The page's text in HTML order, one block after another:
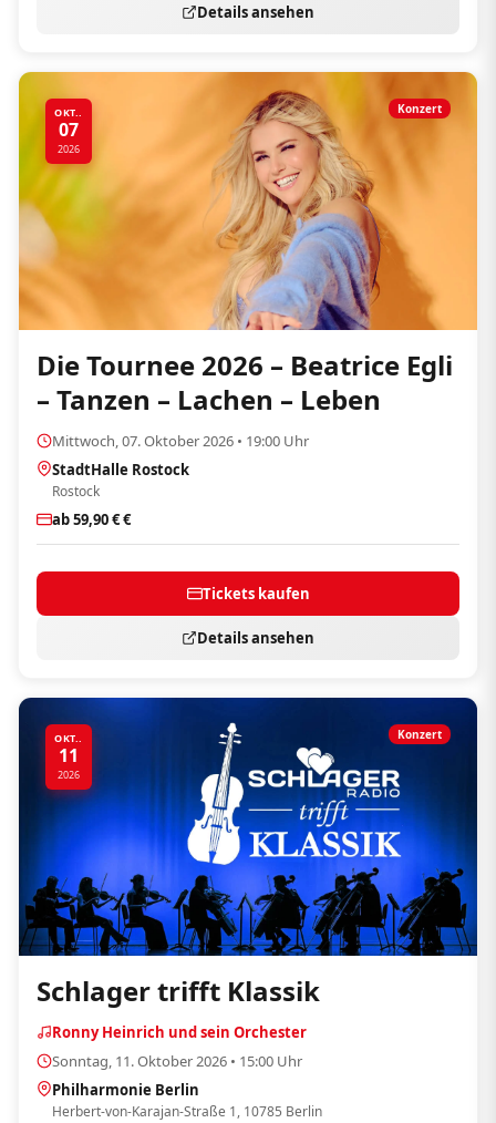
Details ansehen
OKT..
07
2026
Konzert
Die Tournee 2026 – Beatrice Egli
– Tanzen – Lachen – Leben
Mittwoch, 07. Oktober 2026 • 19:00 Uhr
StadtHalle Rostock
Rostock
ab 59,90 € €
Tickets kaufen
Details ansehen
OKT..
11
2026
Konzert
Schlager trifft Klassik
Ronny Heinrich und sein Orchester
Sonntag, 11. Oktober 2026 • 15:00 Uhr
Philharmonie Berlin
Herbert-von-Karajan-Straße 1, 10785 Berlin